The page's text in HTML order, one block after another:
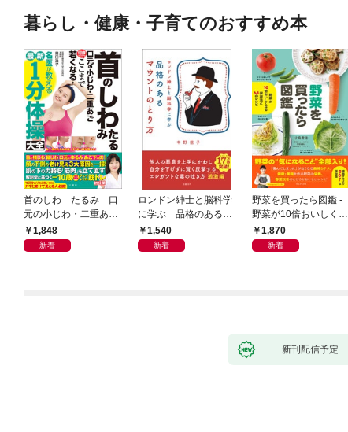
暮らし・健康・子育てのおすすめ本
首のしわ たるみ 口
元の小じわ・二重あ
ご 何歳からでもここ
まで若くなる！ 名医
1,848
新着
ロンドン紳士と脳科学
に学ぶ 品格のあるマ
ウントのとり方
1,540
新着
野菜を買ったら図鑑 -
野菜が10倍おいしくな
る保存法と64のレシピ
-
1,870
新着
新刊配信予定